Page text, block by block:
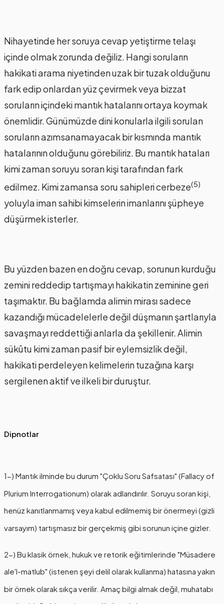
Nihayetinde her soruya cevap yetiştirme telaşı
içinde olmak zorunda değiliz. Hangi soruların
hakikati arama niyetinden uzak bir tuzak olduğunu
fark edip onlardan yüz çevirmek veya bizzat
soruların içindeki mantık hatalarını ortaya koymak
önemlidir. Günümüzde dini konularla ilgili sorulan
soruların azımsanamayacak bir kısmında mantık
hatalarının olduğunu görebiliriz. Bu mantık hataları
kimi zaman soruyu soran kişi tarafından fark
edilmez. Kimi zamansa soru sahipleri cerbeze(5)
yoluyla iman sahibi kimselerin imanlarını şüpheye
düşürmek isterler.
Bu yüzden bazen en doğru cevap, sorunun kurduğu
zemini reddedip tartışmayı hakikatin zeminine geri
taşımaktır. Bu bağlamda alimin mirası sadece
kazandığı mücadelelerle değil düşmanın şartlarıyla
savaşmayı reddettiği anlarla da şekillenir. Alimin
sükûtu kimi zaman pasif bir eylemsizlik değil,
hakikati perdeleyen kelimelerin tuzağına karşı
sergilenen aktif ve ilkeli bir duruştur.
Dipnotlar
1-) Mantık ilminde bu durum "Çoklu Soru Safsatası" (Fallacy of
Plurium Interrogationum) olarak adlandırılır. Soruyu soran kişi,
henüz kanıtlanmamış veya kabul edilmemiş bir önermeyi (gizli
varsayım) tartışmasız bir gerçekmiş gibi sorunun içine gizler.
2-) Bu klasik örnek, hukuk ve retorik eğitimlerinde "Müsadere
ale'l-matlub" (istenen şeyi delil olarak kullanma) hatasına yakın
bir örnek olarak sıkça verilir. Amaç bilgi almak değil, muhatabı